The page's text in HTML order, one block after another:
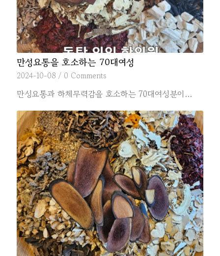
만성요통을 호소하는 70대여성
2024-10-08 / 0 Comments
만성요통과 하체무력감을 호소하는 70대여성분이…